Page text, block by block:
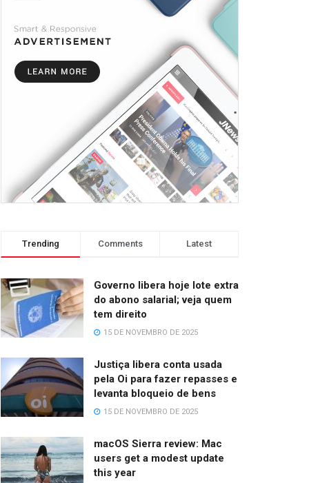
Trending Comments Latest
Governo libera hoje lote extra
do abono salarial; veja quem
tem direito
15 DE NOVEMBRO DE 2025
Justiça libera conta usada
pela Oi para fazer repasses e
levanta bloqueio de bens
15 DE NOVEMBRO DE 2025
macOS Sierra review: Mac
users get a modest update
this year